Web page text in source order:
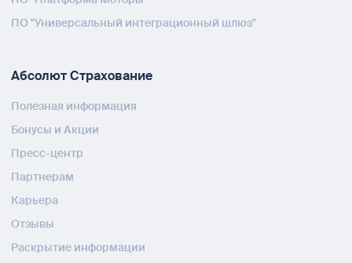
ПО "Универсальный интеграционный шлюз"
Абсолют Страхование
Полезная информация
Бонусы и Акции
Пресс-центр
Партнерам
Карьера
Отзывы
Раскрытие информации